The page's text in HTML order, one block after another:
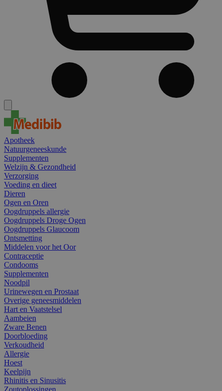
Apotheek
Natuurgeneeskunde
Supplementen
Welzijn & Gezondheid
Verzorging
Voeding en dieet
Dieren
Ogen en Oren
Oogdruppels allergie
Oogdruppels Droge Ogen
Oogdruppels Glaucoom
Ontsmetting
Middelen voor het Oor
Contraceptie
Condooms
Supplementen
Noodpil
Urinewegen en Prostaat
Overige geneesmiddelen
Hart en Vaatstelsel
Aambeien
Zware Benen
Doorbloeding
Verkoudheid
Allergie
Hoest
Keelpijn
Rhinitis en Sinusitis
Zoutoplossingen